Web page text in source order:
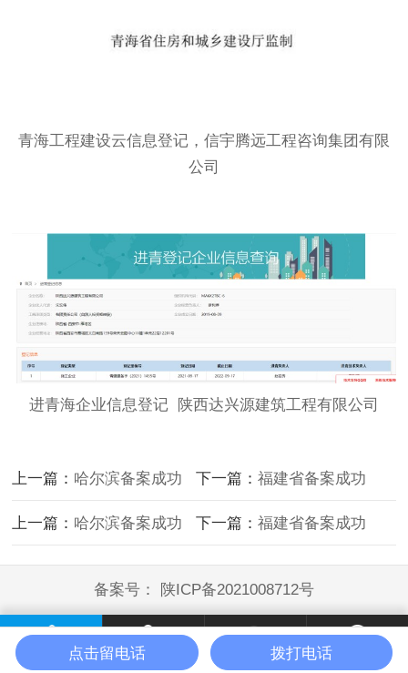
青海工程建设云信息登记，信宇腾远工程咨询集团有限
公司
进青海企业信息登记 陕西达兴源建筑工程有限公司
上一篇： 哈尔滨备案成功 下一篇：福建省备案成功
上一篇： 哈尔滨备案成功 下一篇：福建省备案成功
备案号： 陕ICP备2021008712号
电话咨询 微信咨询 联系我们
点击留电话 拨打电话